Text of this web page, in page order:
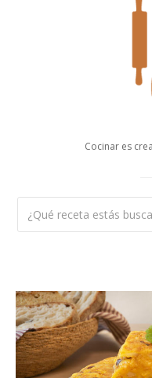
Cocinar es